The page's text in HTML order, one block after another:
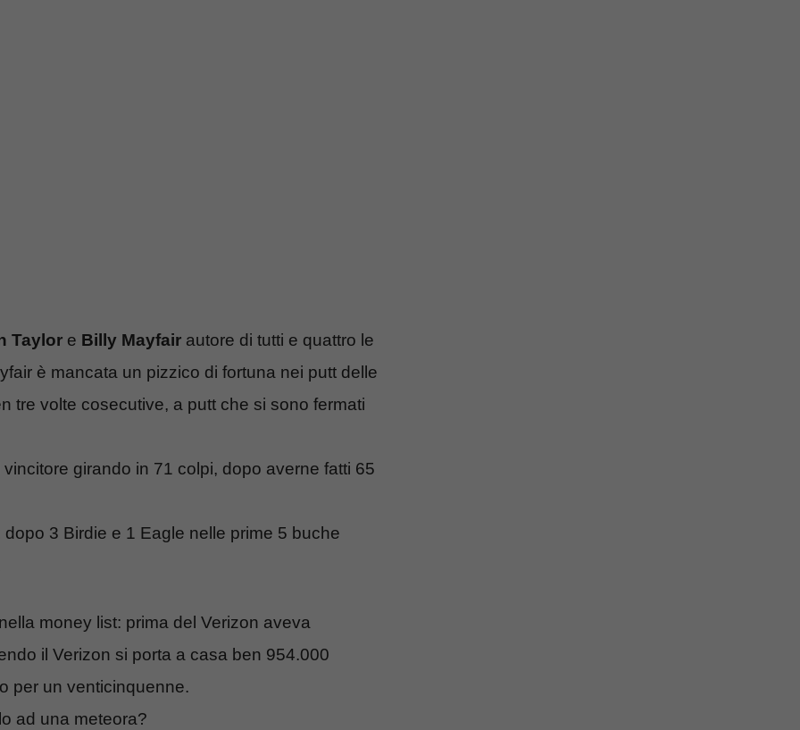
Taylor e Billy Mayfair autore di tutti e quattro le
è mancata un pizzico di fortuna nei putt delle
tre volte cosecutive, a putt che si sono fermati
girando in 71 colpi, dopo averne fatti 65
3 Birdie e 1 Eagle nelle prime 5 buche
money list: prima del Verizon aveva
il Verizon si porta a casa ben 954.000
per un venticinquenne.
ad una meteora?